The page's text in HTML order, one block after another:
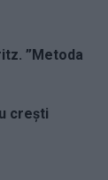
”Metoda
crești